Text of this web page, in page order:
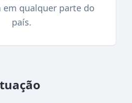
em qualquer parte do
país.